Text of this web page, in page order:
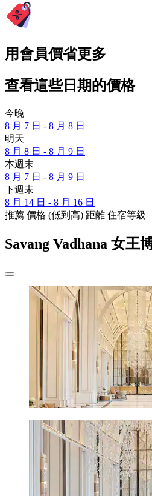
用會員價省更多
查看這些日期的價格
今晚
8 月 7 日 - 8 月 8 日
明天
8 月 8 日 - 8 月 9 日
本週末
8 月 7 日 - 8 月 9 日
下週末
8 月 14 日 - 8 月 16 日
推薦 價格 (低到高) 距離 住宿等級
Savang Vadhana 女王